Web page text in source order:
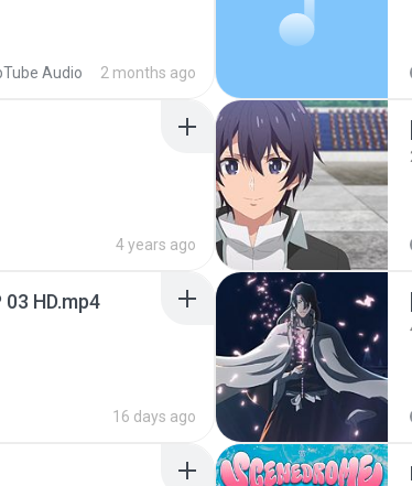
Audio 2 months ago
4 years ago
03 HD.mp4
16 days ago